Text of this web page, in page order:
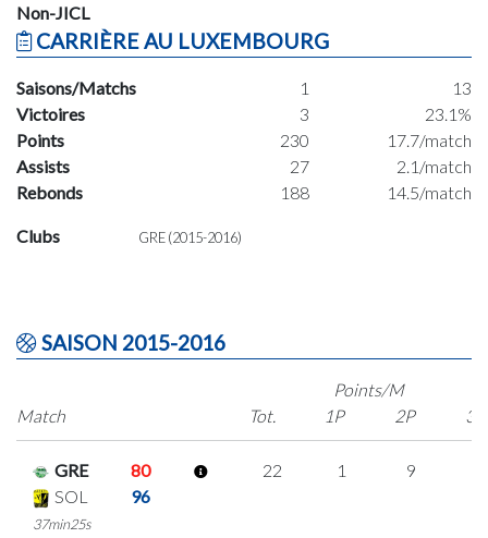
Non-JICL
CARRIÈRE AU LUXEMBOURG
Saisons/Matchs 1
13
Victoires
3
23.1%
Points
230
17.7/match
Assists
27
2.1/match
Rebonds
188 14.5/match
Clubs GRE (2015-2016)
SAISON 2015-2016
Match
Points/M
Tot.
1P 2P 3P
GRE
80
SOL
96
37min25s
22 1 9